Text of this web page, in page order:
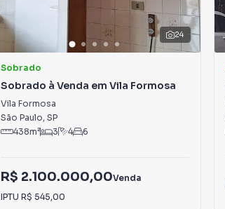
24
Sobrado
Sobrado à Venda em Vila Formosa
Vila Formosa
São Paulo, SP
438m² 3 4 6
R$ 2.100.000,00Venda
IPTU R$ 545,00